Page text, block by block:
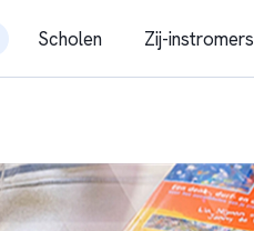
Scholen Zij-instromers